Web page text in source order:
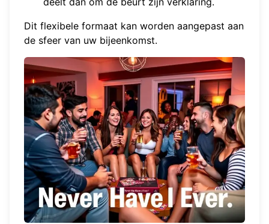
Dit flexibele formaat kan worden aangepast aan
de sfeer van uw bijeenkomst.